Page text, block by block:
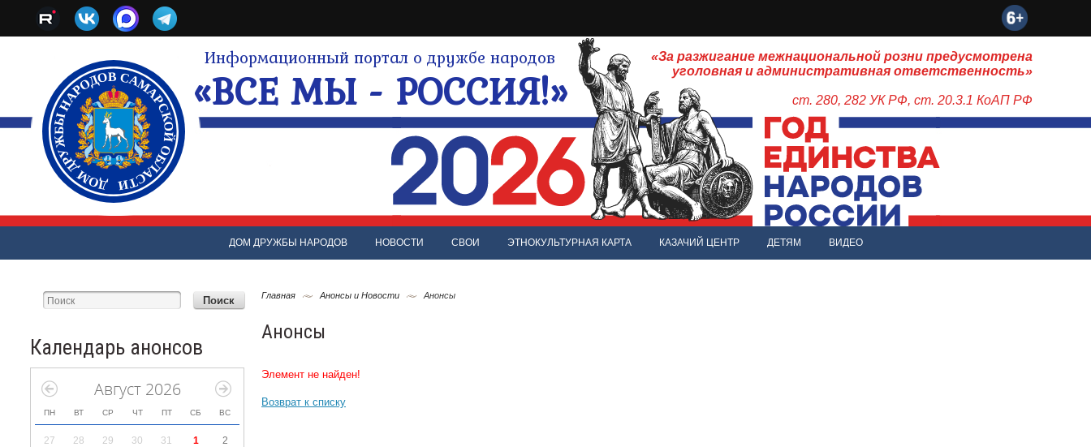
Информационный портал о дружбе народов
«ВСЕ МЫ - РОССИЯ!»
«За разжигание межнациональной розни предусмотрена
уголовная и административная ответственность»
ст. 280, 282 УК РФ, ст. 20.3.1 КоАП РФ
ДОМ ДРУЖБЫ НАРОДОВ НОВОСТИ СВОИ ЭТНОКУЛЬТУРНАЯ КАРТА КАЗАЧИЙ ЦЕНТР ДЕТЯМ ВИДЕО
Календарь анонсов
Август 2026
ПН ВТ СР ЧТ ПТ СБ ВС
27 28 29 30 31 1 2
Главная Анонсы и Новости Анонсы
Анонсы
Элемент не найден!
Возврат к списку